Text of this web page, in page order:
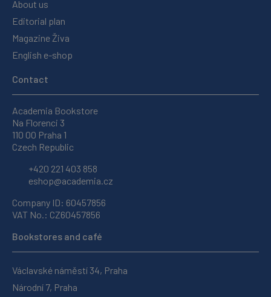
About us
Editorial plan
Magazine Živa
English e-shop
Contact
Academia Bookstore
Na Florenci 3
110 00 Praha 1
Czech Republic
+420 221 403 858
eshop@academia.cz
Company ID: 60457856
VAT No.: CZ60457856
Bookstores and café
Václavské náměstí 34, Praha
Národní 7, Praha